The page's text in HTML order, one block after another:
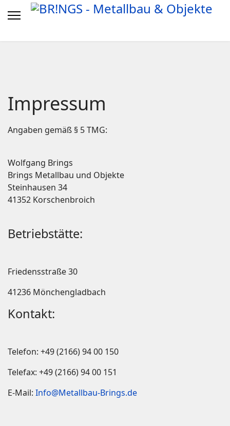
Impressum
Angaben gemäß § 5 TMG:
Wolfgang Brings
Brings Metallbau und Objekte
Steinhausen 34
41352 Korschenbroich
Betriebstätte:
Friedensstraße 30
41236 Mönchengladbach
Kontakt:
Telefon: +49 (2166) 94 00 150
Telefax: +49 (2166) 94 00 151
E-Mail: Info@Metallbau-Brings.de